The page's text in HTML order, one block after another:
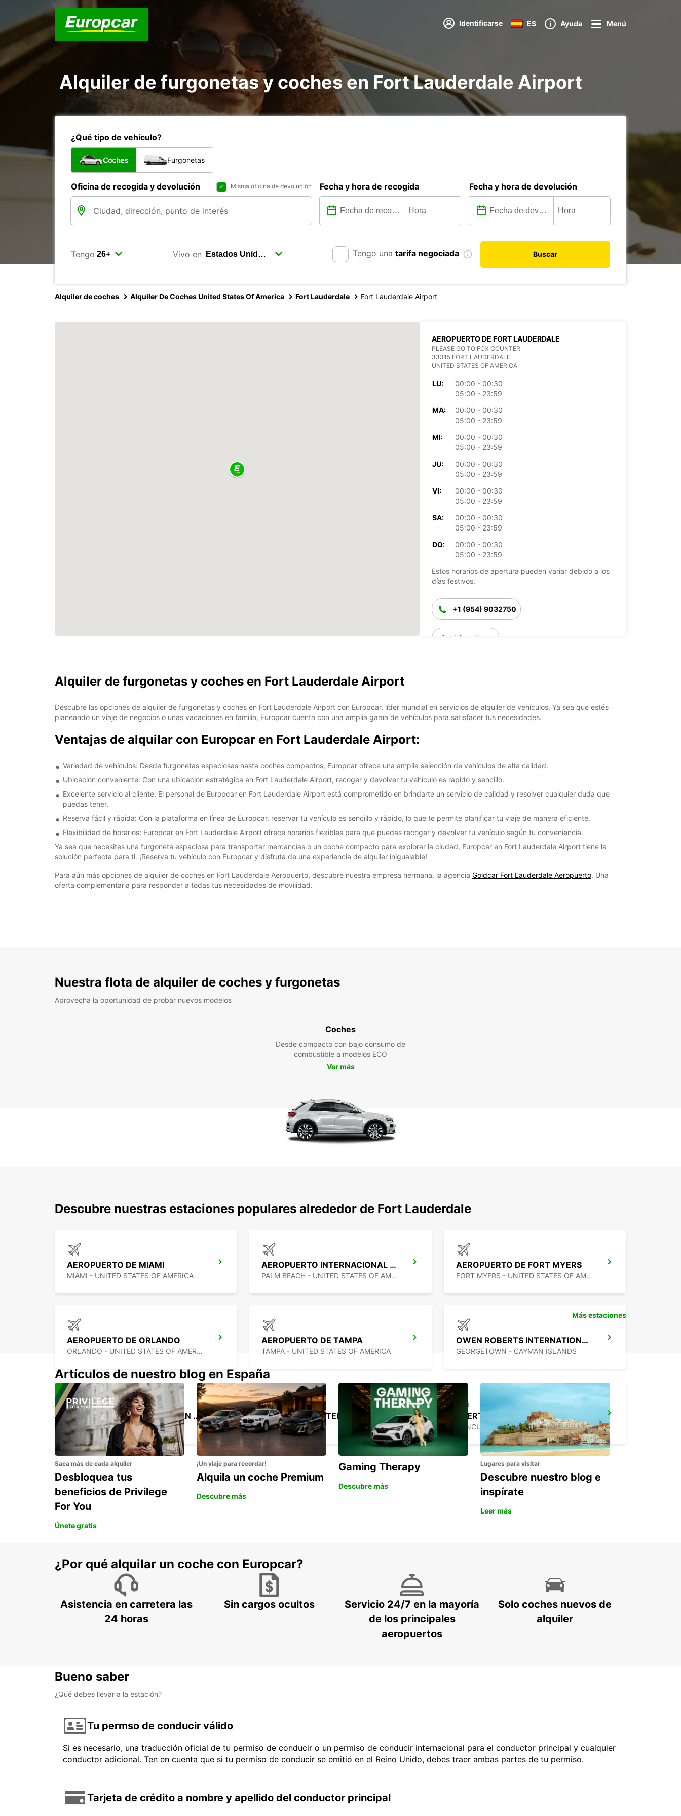
Identificarse ES Ayuda Menú
Alquiler de furgonetas y coches en Fort Lauderdale Airport
¿Qué tipo de vehículo?
Coches Furgonetas
Oficina de recogida y devolución Misma oficina de devolución Fecha y hora de recogida Fecha y hora de devolución
Tengo Vivo en Tengo una tarifa negociada Buscar
Alquiler de coches Alquiler De Coches United States Of America Fort Lauderdale Fort Lauderdale Airport
AEROPUERTO DE FORT LAUDERDALE
PLEASE GO TO FOX COUNTER
33315 FORT LAUDERDALE
UNITED STATES OF AMERICA
LU:
00:00 - 00:30
05:00 - 23:59
MA:
00:00 - 00:30
05:00 - 23:59
MI:
00:00 - 00:30
05:00 - 23:59
JU:
00:00 - 00:30
05:00 - 23:59
VI:
00:00 - 00:30
05:00 - 23:59
SA:
00:00 - 00:30
05:00 - 23:59
DO:
00:00 - 00:30
05:00 - 23:59
Estos horarios de apertura pueden variar debido a los
días festivos.
+1 (954) 9032750
Cómo llegar
Alquiler de furgonetas y coches en Fort Lauderdale Airport
Descubre las opciones de alquiler de furgonetas y coches en Fort Lauderdale Airport con Europcar, líder mundial en servicios de alquiler de vehículos. Ya sea que estés
planeando un viaje de negocios o unas vacaciones en familia, Europcar cuenta con una amplia gama de vehículos para satisfacer tus necesidades.
Ventajas de alquilar con Europcar en Fort Lauderdale Airport:
Variedad de vehículos: Desde furgonetas espaciosas hasta coches compactos, Europcar ofrece una amplia selección de vehículos de alta calidad.
Ubicación conveniente: Con una ubicación estratégica en Fort Lauderdale Airport, recoger y devolver tu vehículo es rápido y sencillo.
Excelente servicio al cliente: El personal de Europcar en Fort Lauderdale Airport está comprometido en brindarte un servicio de calidad y resolver cualquier duda que
puedas tener.
Reserva fácil y rápida: Con la plataforma en línea de Europcar, reservar tu vehículo es sencillo y rápido, lo que te permite planificar tu viaje de manera eficiente.
Flexibilidad de horarios: Europcar en Fort Lauderdale Airport ofrece horarios flexibles para que puedas recoger y devolver tu vehículo según tu conveniencia.
Ya sea que necesites una furgoneta espaciosa para transportar mercancías o un coche compacto para explorar la ciudad, Europcar en Fort Lauderdale Airport tiene la
solución perfecta para ti. ¡Reserva tu vehículo con Europcar y disfruta de una experiencia de alquiler inigualable!
Para aún más opciones de alquiler de coches en Fort Lauderdale Aeropuerto, descubre nuestra empresa hermana, la agencia Goldcar Fort Lauderdale Aeropuerto. Una
oferta complementaria para responder a todas tus necesidades de movilidad.
Nuestra flota de alquiler de coches y furgonetas
Aprovecha la oportunidad de probar nuevos modelos
Coches
Desde compacto con bajo consumo de
combustible a modelos ECO
Ver más
Descubre nuestras estaciones populares alrededor de Fort Lauderdale
AEROPUERTO DE MIAMI
MIAMI - UNITED STATES OF AMERICA
AEROPUERTO INTERNACIONAL DE PALM BEACH
PALM BEACH - UNITED STATES OF AMERICA
AEROPUERTO DE FORT MYERS
FORT MYERS - UNITED STATES OF AMERICA
AEROPUERTO DE ORLANDO
ORLANDO - UNITED STATES OF AMERICA
AEROPUERTO DE TAMPA
TAMPA - UNITED STATES OF AMERICA
OWEN ROBERTS INTERNATIONAL AIRPORT
GEORGETOWN - CAYMAN ISLANDS
CANCUN ZN HOTELERA-GRAN PALLADIUM
CANCUN - MEXICO
CANCUN ZN HOTELERA-TRS CORAL HOTEL
CANCUN - MEXICO
PUERTO JUAREZ
CANCUN QUINTANA ROO - MEXICO
Más estaciones
Artículos de nuestro blog en España
Saca más de cada alquiler
Desbloquea tus
beneficios de Privilege
For You
Únete gratis
¡Un viaje para recordar!
Alquila un coche Premium
Descubre más
Gaming Therapy
Descubre más
Lugares para visitar
Descubre nuestro blog e
inspírate
Leer más
¿Por qué alquilar un coche con Europcar?
Asistencia en carretera las
24 horas
Sin cargos ocultos
Servicio 24/7 en la mayoría
de los principales
aeropuertos
Solo coches nuevos de
alquiler
Bueno saber
¿Qué debes llevar a la estación?
Tu permso de conducir válido
Si es necesario, una traducción oficial de tu permiso de conducir o un permiso de conducir internacional para el conductor principal y cualquier
conductor adicional. Ten en cuenta que si tu permiso de conducir se emitió en el Reino Unido, debes traer ambas partes de tu permiso.
Tarjeta de crédito a nombre y apellido del conductor principal